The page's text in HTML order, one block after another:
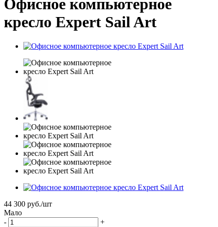
Офисное компьютерное
кресло Expert Sail Art
44 300 руб./шт
Мало
-
+